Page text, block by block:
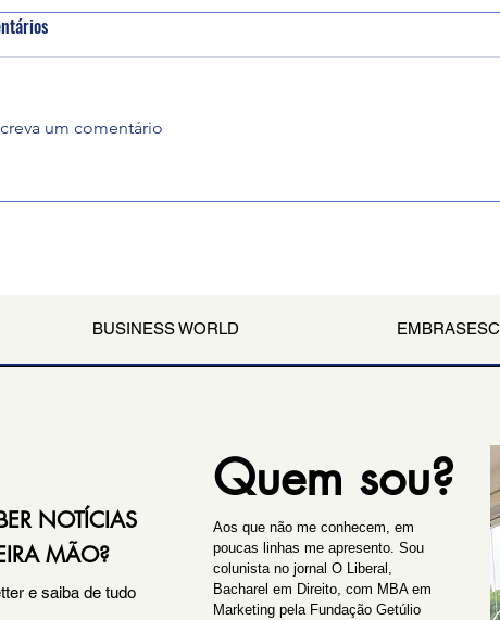
da Alvorada
um comentário
BUSINESS WORLD EMBRASESC
NOTÍCIAS
MÃO?
e saiba de tudo
Quem sou?
Aos que não me conhecem, em
poucas linhas me apresento. Sou
colunista no jornal O Liberal,
Bacharel em Direito, com MBA em
Marketing pela Fundação Getúlio